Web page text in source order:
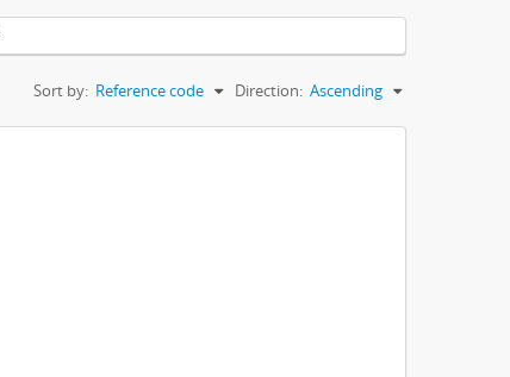
Sort by: Reference code Direction: Ascending